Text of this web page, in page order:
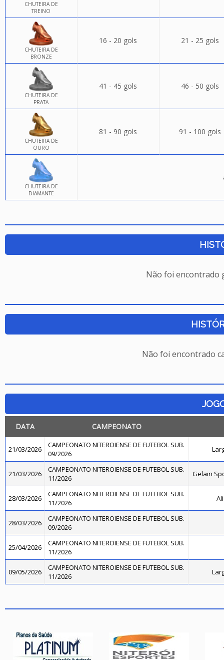
CHUTEIRA DE
TREINO
CHUTEIRA DE
BRONZE
16 - 20 gols 21 - 25 gols
CHUTEIRA DE
PRATA
41 - 45 gols 46 - 50 gols
CHUTEIRA DE
OURO
81 - 90 gols 91 - 100 gols
CHUTEIRA DE
DIAMANTE
Não foi encontrado
Não foi encontrado
DATA CAMPEONATO
21/03/2026
CAMPEONATO NITEROIENSE DE FUTEBOL SUB.
09/2026
21/03/2026
CAMPEONATO NITEROIENSE DE FUTEBOL SUB.
11/2026
Gelain
28/03/2026
CAMPEONATO NITEROIENSE DE FUTEBOL SUB.
11/2026
28/03/2026
CAMPEONATO NITEROIENSE DE FUTEBOL SUB.
09/2026
25/04/2026
CAMPEONATO NITEROIENSE DE FUTEBOL SUB.
11/2026
09/05/2026
CAMPEONATO NITEROIENSE DE FUTEBOL SUB.
11/2026